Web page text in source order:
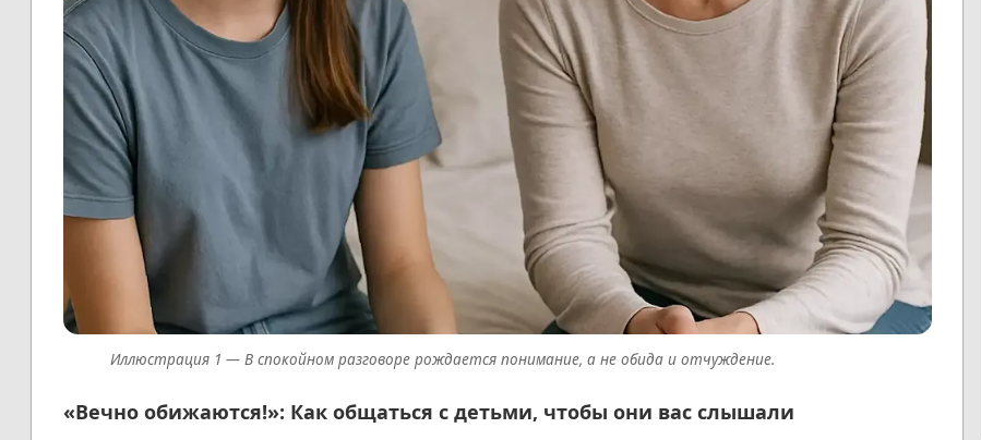
В спокойном разговоре рождается понимание, а не обида и отчуждение.
«Вечно обижаются!»: Как общаться с детьми, чтобы они вас слышали